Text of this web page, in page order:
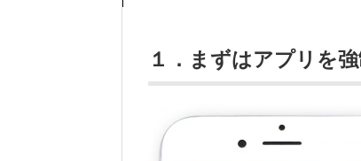
１．まずはアプリを